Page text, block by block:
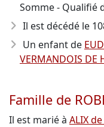
Somme - Qualifié
Il est décédé le
Un enfant de
VERMANDOIS DE
Famille de
Il est marié à ALIX de